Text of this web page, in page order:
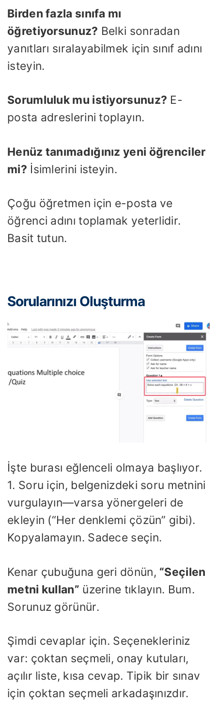
Birden fazla sınıfa mı
öğretiyorsunuz? Belki sonradan
yanıtları sıralayabilmek için sınıf adını
isteyin.
Sorumluluk mu istiyorsunuz? E-
posta adreslerini toplayın.
Henüz tanımadığınız yeni öğrenciler
mi? İsimlerini isteyin.
Çoğu öğretmen için e-posta ve
öğrenci adını toplamak yeterlidir.
Basit tutun.
Sorularınızı Oluşturma
İşte burası eğlenceli olmaya başlıyor.
1. Soru için, belgenizdeki soru metnini
vurgulayın—varsa yönergeleri de
ekleyin (“Her denklemi çözün” gibi).
Kopyalamayın. Sadece seçin.
Kenar çubuğuna geri dönün, “Seçilen
metni kullan” üzerine tıklayın. Bum.
Sorunuz görünür.
Şimdi cevaplar için. Seçenekleriniz
var: çoktan seçmeli, onay kutuları,
açılır liste, kısa cevap. Tipik bir sınav
için çoktan seçmeli arkadaşınızdır.